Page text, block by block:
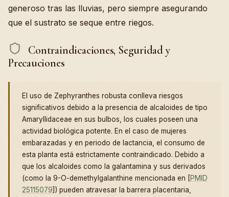
generoso tras las lluvias, pero siempre asegurando
que el sustrato se seque entre riegos.
Contraindicaciones, Seguridad y
Precauciones
El uso de Zephyranthes robusta conlleva riesgos
significativos debido a la presencia de alcaloides de tipo
Amaryllidaceae en sus bulbos, los cuales poseen una
actividad biológica potente. En el caso de mujeres
embarazadas y en periodo de lactancia, el consumo de
esta planta está estrictamente contraindicado. Debido a
que los alcaloides como la galantamina y sus derivados
(como la 9-O-demethylgalanthine mencionada en [PMID
25115079]) pueden atravesar la barrera placentaria,